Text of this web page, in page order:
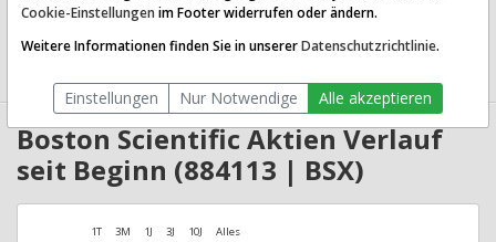
Sektor:
Healthcare / Medical Devices
71.45 Mrd. USD
Anzahl
1,449,229,568
Boston Scientific Aktien Verlauf
seit Beginn (884113 | BSX)
1T 3M 1J 3J 10J Alles
Cookie-Einstellungen im Footer widerrufen oder ändern.
Weitere Informationen finden Sie in unsererDatenschutzrichtlinie.
Einstellungen Nur Notwendige Alle akzeptieren